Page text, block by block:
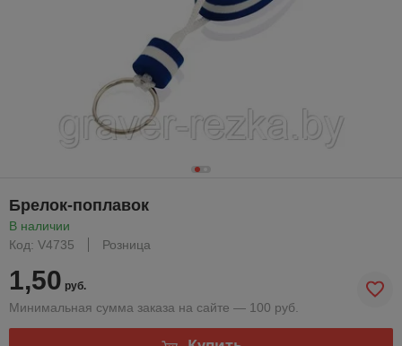
Брелок-поплавок
В наличии
Код: V4735
Розница
1,50 руб.
Минимальная сумма заказа на сайте — 100 руб.